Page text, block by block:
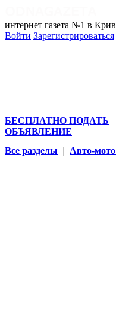
интернет газета №1 в
Войти Зарегистрироваться
БЕСПЛАТНО ПОДАТЬ
ОБЪЯВЛЕНИЕ
Все разделы | Авто-